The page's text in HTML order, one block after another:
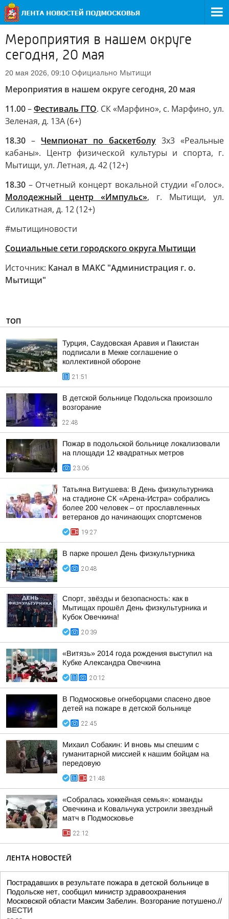
Мероприятия в нашем округе
сегодня, 20 мая
20 мая 2026, 09:10 Официально Мытищи
Мероприятия в нашем округе сегодня, 20 мая
11.00–Фестиваль ГТО. СК «Марфино», с. Марфино, ул.
Зеленая, д. 13А (6+)
18.30 – Чемпионат по баскетболу 3х3 «Реальные
кабаны». Центр физической культуры и спорта, г.
Мытищи, ул. Летная, д. 42 (12+)
18.30 – Отчетный концерт вокальной студии «Голос».
Молодежный центр «Импульс», г. Мытищи, ул.
Силикатная, д. 12 (12+)
#мытищиновости
Социальные сети городского округа Мытищи
Источник: Канал в МАКС "Администрация г. о.
Мытищи"
ТОП
Турция, Саудовская Аравия и Пакистан
подписали в Мекке соглашение о
коллективной обороне
21:51
В детской больнице Подольска произошло
возгорание
22:48
Пожар в подольской больнице локализовали
на площади 12 квадратных метров
23:06
Татьяна Витушева: В День физкультурника
на стадионе СК «Арена-Истра» собрались
более 200 человек – от прославленных
ветеранов до начинающих спортсменов
19:27
В парке прошел День физкультурника
20:48
Спорт, звёзды и безопасность: как в
Мытищах прошёл День физкультурника и
Кубок Овечкина!
20:39
«Витязь» 2014 года рождения выступил на
Кубке Александра Овечкина
20:12
В Подмосковье огнеборцами спасено двое
детей на пожаре в детской больнице
22:45
Михаил Собакин: И вновь мы спешим с
гуманитарной миссией к нашим бойцам на
передовую
21:48
«Собралась хоккейная семья»: команды
Овечкина и Ковальчука устроили звездный
матч в Подмосковье
22:12
ЛЕНТА НОВОСТЕЙ
Пострадавших в результате пожара в детской больнице в
Подольске нет, сообщил министр здравоохранения
Московской области Максим Забелин. Возгорание потушено.//
ВЕСТИ